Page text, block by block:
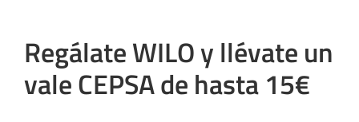
Regálate WILO y llévate un
vale CEPSA de hasta 15€